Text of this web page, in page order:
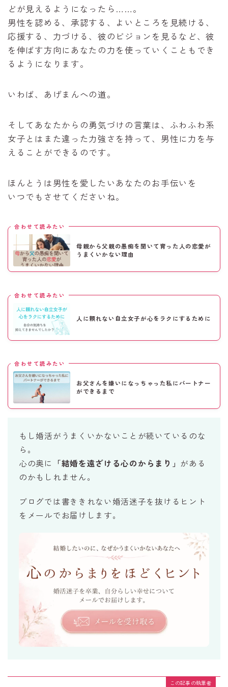
どが見えるようになったら……。
男性を認める、承認する、よいところを見続ける、
応援する、力づける、彼のビジョンを見るなど、彼
を伸ばす方向にあなたの力を使っていくこともでき
るようになります。
いわば、あげまんへの道。
そしてあなたからの勇気づけの言葉は、ふわふわ系
女子とはまた違った力強さを持って、男性に力を与
えることができるのです。
ほんとうは男性を愛したいあなたのお手伝いを
いつでもさせてくださいね。
合わせて読みたい
母親から父親の愚痴を聞いて育った人の恋愛が
うまくいかない理由
合わせて読みたい
人に頼れない自立女子が心をラクにするために
合わせて読みたい
お父さんを嫌いになっちゃった私にパートナー
ができるまで
もし婚活がうまくいかないことが続いているのな
ら。
心の奥に
「結婚を遠ざける心のからまり」 がある
のかもしれません。
ブログでは書ききれない婚活迷子を抜けるヒント
をメールでお届けします。
この記事の執筆者